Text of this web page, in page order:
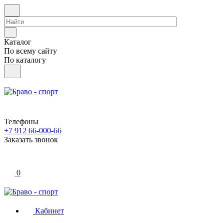
Каталог
По всему сайту
По каталогу
Телефоны
+7 912 66-000-66
Заказать звонок
0
Кабинет